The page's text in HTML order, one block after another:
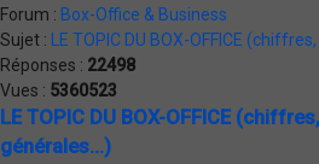
Forum : Box-Office & Business
Sujet :
LE TOPIC DU BOX-OFFICE
Réponses : 22498
Vues : 5360523
LE TOPIC DU BOX-OFFICE
générales...)